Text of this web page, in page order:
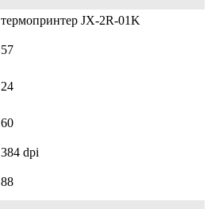
термопринтер JX-2R-01K
57
24
60
384 dpi
88